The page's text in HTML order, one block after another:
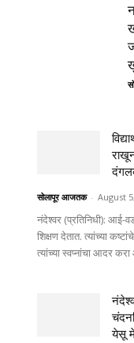
सोलापूर आजतक - August
नंदेश्वर (प्रतिनिधी): आई-
शिक्षण देतात. त्यांच्या
त्यांच्या स्वप्नांचा आदर
येसू